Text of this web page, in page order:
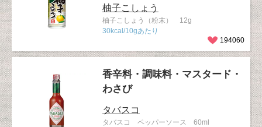
柚子こしょう
柚子こしょう（粉末） 12g
30kcal/10gあたり
194060
香辛料・調味料・マスタード・
わさび
タバスコ
タバスコ ペッパーソース 60ml